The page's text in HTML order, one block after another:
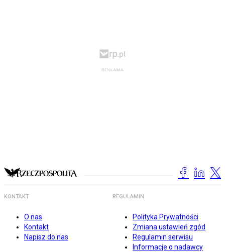
KONTAKT
O nas
Kontakt
Napisz do nas
REGULAMIN
Polityka Prywatności
Zmiana ustawień zgód
Regulamin serwisu
Informacje o nadawcy